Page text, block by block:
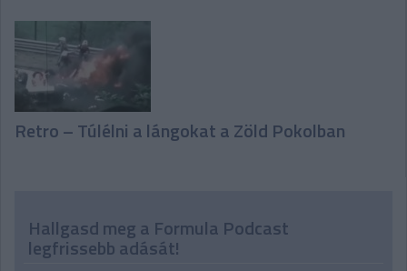
Retro – Túlélni a lángokat a Zöld Pokolban
Hallgasd meg a Formula Podcast
legfrissebb adását!